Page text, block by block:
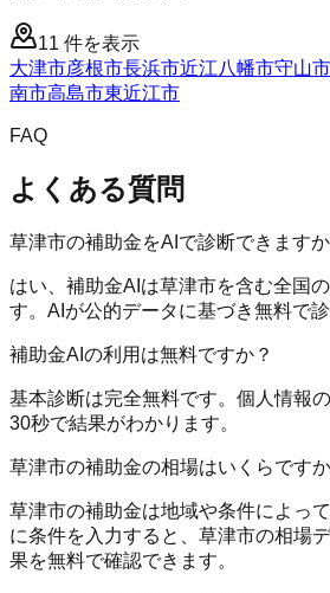
11 件を表示
大津市彦根市長浜市近江八幡市守山市
南市高島市東近江市
FAQ
よくある質問
草津市の補助金をAIで診断できますか
はい、補助金AIは草津市を含む全国
す。AIが公的データに基づき無料で診
補助金AIの利用は無料ですか？
基本診断は完全無料です。個人情報
30秒で結果がわかります。
草津市の補助金の相場はいくらです
草津市の補助金は地域や条件によっ
に条件を入力すると、草津市の相場
果を無料で確認できます。